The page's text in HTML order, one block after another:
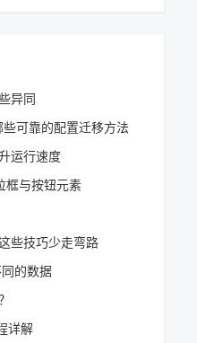
异同
可靠的配置迁移方法
运行速度
框与按钮元素
些技巧少走弯路
的数据
详解